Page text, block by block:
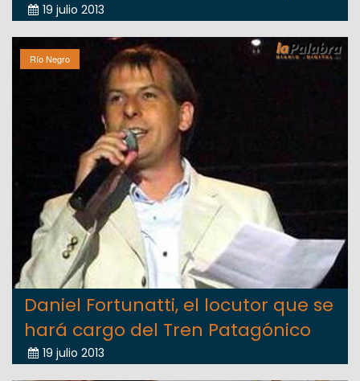
19 julio 2013
Río Negro
Daniel Fortunatti, el locutor que se
hará cargo del Tren Patagónico
19 julio 2013